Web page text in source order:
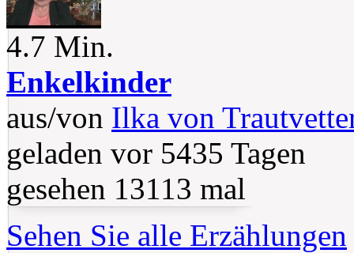
4.7 Min.
Enkelkinder
aus/von Ilka von
geladen vor 5435 Tagen
gesehen 13113 mal
Sehen Sie alle Erzählungen